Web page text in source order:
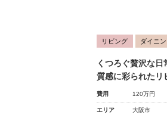
リビング ダイニ
くつろぐ贅沢な
質感に彩られたリ
費用 120万円
エリア 大阪市